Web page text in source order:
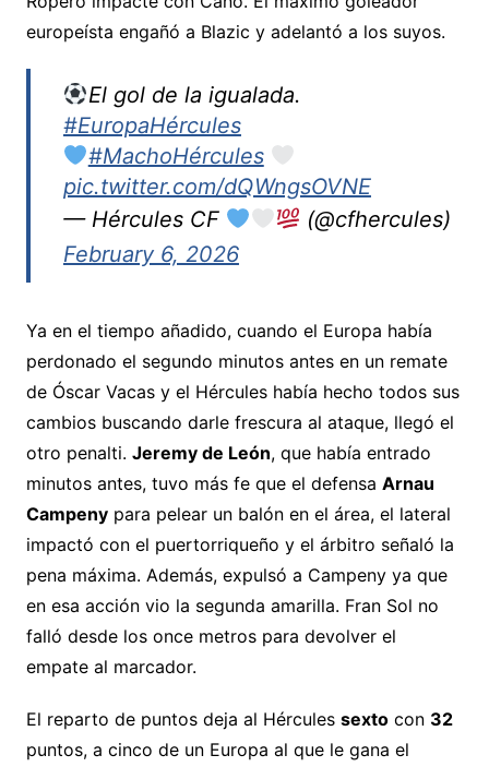
europeísta engañó a Blazic y adelantó a los suyos.
El gol de la igualada.
#EuropaHércules
#MachoHércules
pic.twitter.com/dQWngsOVNE
— Hércules CF
(@cfhercules)
February 6, 2026
Ya en el tiempo añadido, cuando el Europa había
perdonado el segundo minutos antes en un remate
de Óscar Vacas y el Hércules había hecho todos sus
cambios buscando darle frescura al ataque, llegó el
otro penalti. Jeremy de León, que había entrado
minutos antes, tuvo más fe que el defensa Arnau
Campenypara pelear un balón en el área, el lateral
impactó con el puertorriqueño y el árbitro señaló la
pena máxima. Además, expulsó a Campeny ya que
en esa acción vio la segunda amarilla. Fran Sol no
falló desde los once metros para devolver el
empate al marcador.
El reparto de puntos deja al Hércules sextocon 32
puntos, a cinco de un Europa al que le gana el